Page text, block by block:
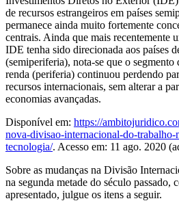
de recursos estrangeiros em países
permanece ainda muito fortemente
centrais. Ainda que mais recentemente
IDE tenha sido direcionada aos países
(semiperiferia), nota-se que o segmento
renda (periferia) continuou perdendo
recursos internacionais, sem alterar a
economias avançadas.
Disponível em: https://
nova-divisao-internacional-do-trabalho-
tecnologia/. Acesso em: 11 ago. 2020
Sobre as mudanças na Divisão
na segunda metade do século passado,
apresentado, julgue os itens a seguir.